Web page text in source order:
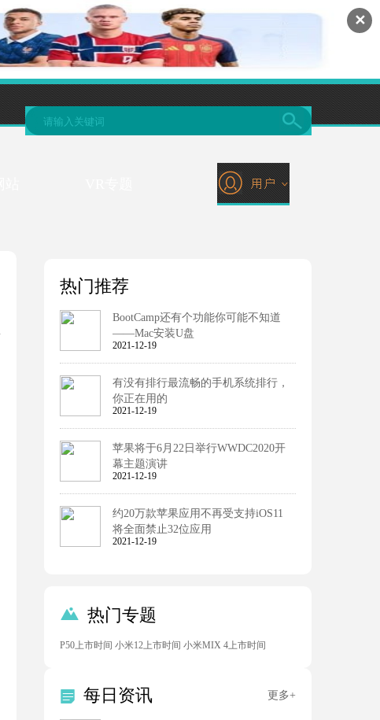
✕
热门推荐
BootCamp还有个功能你可能不知道
——Mac安装U盘
2021-12-19
有没有排行最流畅的手机系统排行，
你正在用的
2021-12-19
苹果将于6月22日举行WWDC2020开
幕主题演讲
2021-12-19
约20万款苹果应用不再受支持iOS11
将全面禁止32位应用
2021-12-19
 热门专题
P50上市时间 小米12上市时间 小米MIX 4上市时间
 每日资讯 更多+